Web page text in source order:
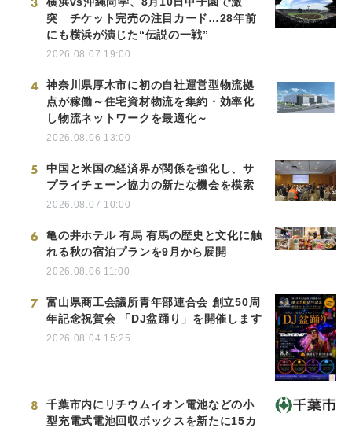
突 チケット完売の注目カード…28年前
にも横浜が演じた“伝説の一戦”
2026.08.07 19:00
4
神奈川県厚木市に初の自社運営型物流拠
点が稼働～住宅資材物流を集約・効率化
し物流ネットワークを最適化～
2026.08.06 13:00
5
中国と米国の経済界が関係を強化し、サ
プライチェーン協力の新たな機会を模索
2026.08.07 10:00
6
亀の井ホテル 有馬 有馬の歴史と文化に触
れる秋の宿泊プランを9月から展開
2026.08.06 11:00
7
富山県商工会議所青年部連合会 創立50周
年記念祝賀会 「DJ盆踊り」を開催します
2026.08.04 15:25
8
千葉市内にリチウムイオン電池などの小
型充電式電池回収ボックスを新たに15カ